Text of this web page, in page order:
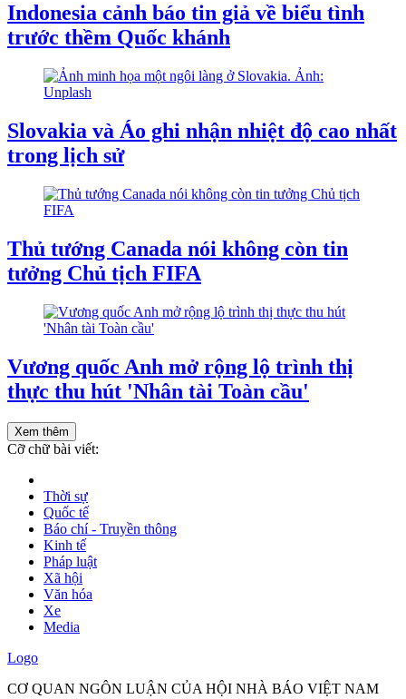
Indonesia cảnh báo tin giả về biểu tình
trước thềm Quốc khánh
Slovakia và Áo ghi nhận nhiệt độ cao nhất
trong lịch sử
Thủ tướng Canada nói không còn tin
tưởng Chủ tịch FIFA
Vương quốc Anh mở rộng lộ trình thị
thực thu hút 'Nhân tài Toàn cầu'
Xem thêm
Cỡ chữ bài viết:
Thời sự
Quốc tế
Báo chí - Truyền thông
Kinh tế
Pháp luật
Xã hội
Văn hóa
Xe
Media
Logo
CƠ QUAN NGÔN LUẬN CỦA HỘI NHÀ BÁO VIỆT NAM